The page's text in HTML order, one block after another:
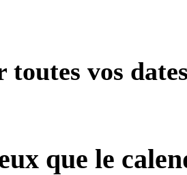
vos
que le